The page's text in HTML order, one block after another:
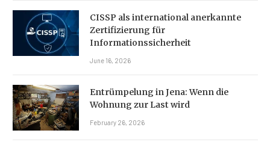
CISSP als international anerkannte
Zertifizierung für
Informationssicherheit
June 16, 2026
Entrümpelung in Jena: Wenn die
Wohnung zur Last wird
February 26, 2026